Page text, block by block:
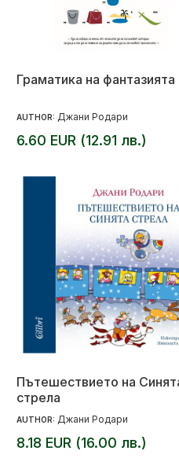
Граматика на фантазията
AUTHOR: Джани Родари
6.60 EUR (12.91 лв.)
Пътешествието на
стрела
AUTHOR: Джани Родари
8.18 EUR (16.00 лв.)